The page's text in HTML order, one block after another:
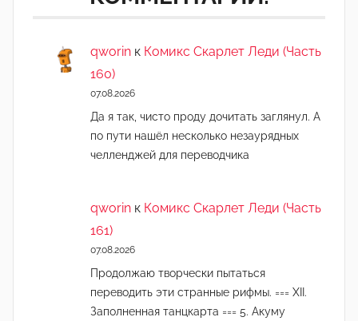
qworin к Комикс Скарлет Леди (Часть
160)
07.08.2026
Да я так, чисто проду дочитать заглянул. А
по пути нашёл несколько незаурядных
челленджей для переводчика
qworin к Комикс Скарлет Леди (Часть
161)
07.08.2026
Продолжаю творчески пытаться
переводить эти странные рифмы. === XII.
Заполненная танцкарта === 5. Акуму